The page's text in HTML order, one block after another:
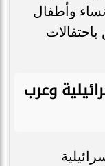
وأطفال
وعرب